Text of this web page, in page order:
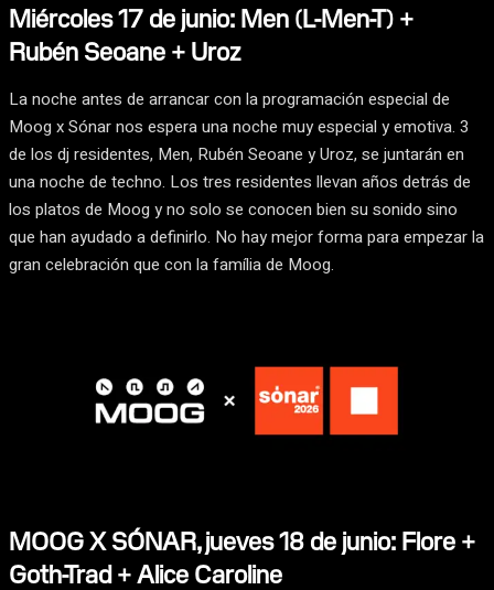
Miércoles 17 de junio: Men (L-Men-T) +
Rubén Seoane + Uroz
La noche antes de arrancar con la programación especial de
Moog x Sónar nos espera una noche muy especial y emotiva. 3
de los dj residentes, Men, Rubén Seoane y Uroz, se juntarán en
una noche de techno. Los tres residentes llevan años detrás de
los platos de Moog y no solo se conocen bien su sonido sino
que han ayudado a definirlo. No hay mejor forma para empezar la
gran celebración que con la família de Moog.
MOOG X SÓNAR, jueves 18 de junio: Flore +
Goth-Trad + Alice Caroline